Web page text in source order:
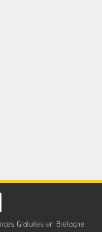
Gratuites en Bretagne